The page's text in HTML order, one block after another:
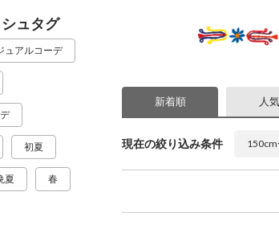
ュタグ
ュアルコーデ
初夏
夏 春
新着順 人
現在の絞り込み条件